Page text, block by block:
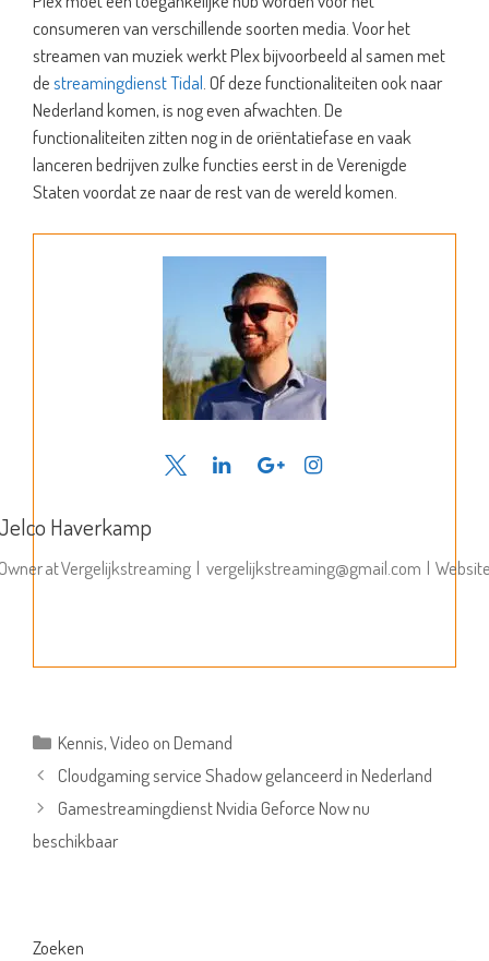
consumeren van verschillende soorten media. Voor het
streamen van muziek werkt Plex bijvoorbeeld al samen met
destreamingdienst Tidal . Of deze functionaliteiten ook naar
Nederland komen, is nog even afwachten. De
functionaliteiten zitten nog in de oriëntatiefase en vaak
lanceren bedrijven zulke functies eerst in de Verenigde
Staten voordat ze naar de rest van de wereld komen.
Haverkamp
atVergelijkstreaming | vergelijkstreaming@gmail.com |
Categorieën
Kennis,Video on Demand
Cloudgaming service Shadow gelanceerd in Nederland
Gamestreamingdienst Nvidia Geforce Now nu
beschikbaar
Zoeken